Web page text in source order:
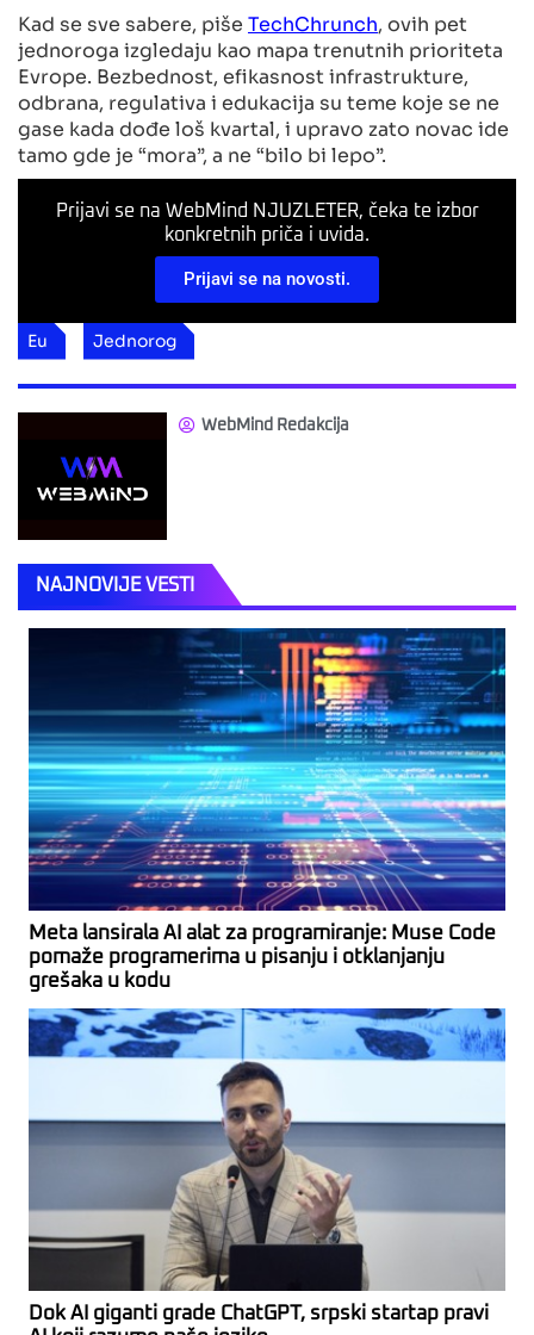
Kad se sve sabere, piše TechChrunch, ovih pet
jednoroga izgledaju kao mapa trenutnih prioriteta
Evrope. Bezbednost, efikasnost infrastrukture,
odbrana, regulativa i edukacija su teme koje se ne
gase kada dođe loš kvartal, i upravo zato novac ide
tamo gde je “mora”, a ne “bilo bi lepo”.
Prijavi se na WebMind NJUZLETER, čeka te izbor
konkretnih priča i uvida.
Prijavi se na novosti.
Eu Jednorog
WebMind Redakcija
NAJNOVIJE VESTI
Meta lansirala AI alat za programiranje: Muse Code
pomaže programerima u pisanju i otklanjanju
grešaka u kodu
Dok AI giganti grade ChatGPT, srpski startap pravi